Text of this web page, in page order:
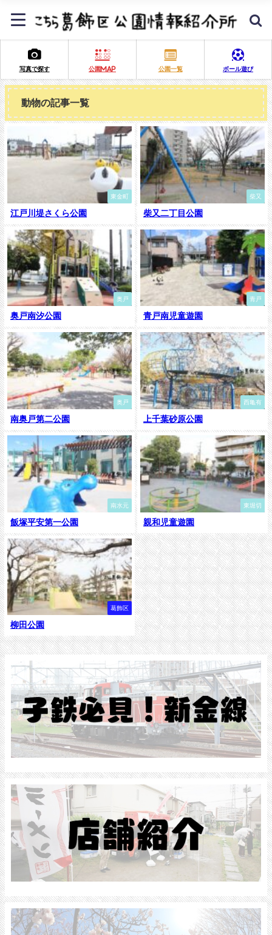
写真で探す 公園MAP 公園一覧 ボール遊び
動物の記事一覧
東金町
江戸川堤さくら公園
柴又
柴又二丁目公園
奥戸
奥戸南汐公園
青戸
青戸南児童遊園
奥戸
南奥戸第二公園
西亀有
上千葉砂原公園
南水元
飯塚平安第一公園
東堀切
親和児童遊園
葛飾区
柳田公園